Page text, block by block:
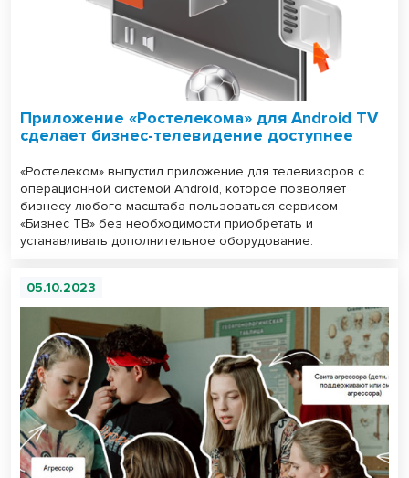
Приложение «Ростелекома» для Android TV
сделает бизнес-телевидение доступнее
«Ростелеком» выпустил приложение для телевизоров с
операционной системой Android, которое позволяет
бизнесу любого масштаба пользоваться сервисом
«Бизнес ТВ» без необходимости приобретать и
устанавливать дополнительное оборудование.
05.10.2023